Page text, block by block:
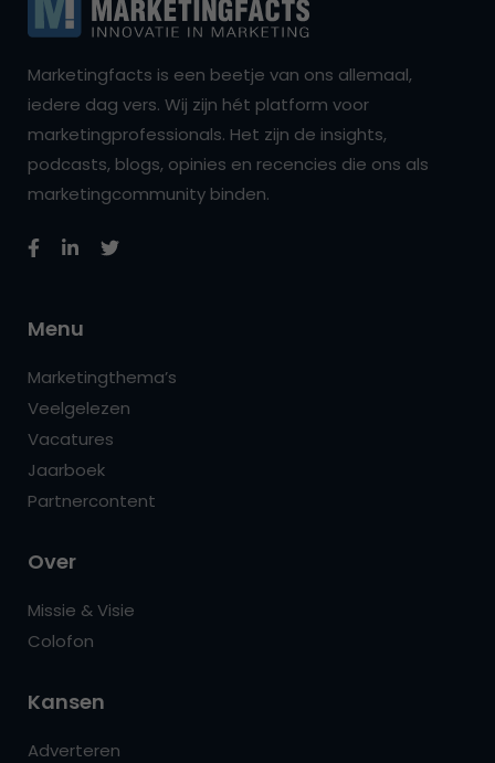
Marketingfacts is een beetje van ons allemaal,
iedere dag vers. Wij zijn hét platform voor
marketingprofessionals. Het zijn de insights,
podcasts, blogs, opinies en recencies die ons als
marketingcommunity binden.
Menu
Marketingthema’s
Veelgelezen
Vacatures
Jaarboek
Partnercontent
Over
Missie & Visie
Colofon
Kansen
Adverteren